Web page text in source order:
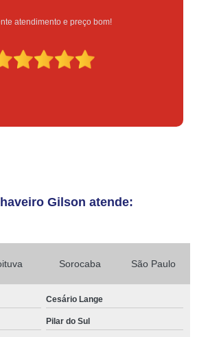
e preço bom!
Gilson atende:
Sorocaba São Paulo
Cesário Lange
Pilar do Sul